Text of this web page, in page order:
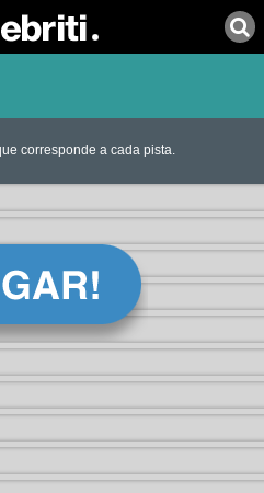
corresponde a cada pista.